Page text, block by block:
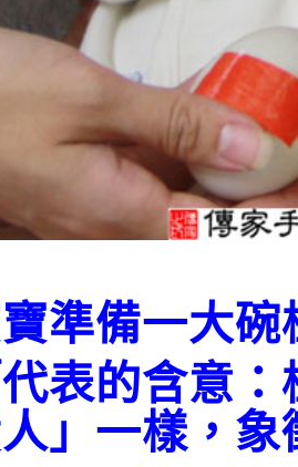
準備一大碗
表的含意
」一樣，